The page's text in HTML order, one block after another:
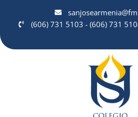
(606) 731 5103 - (606) 731